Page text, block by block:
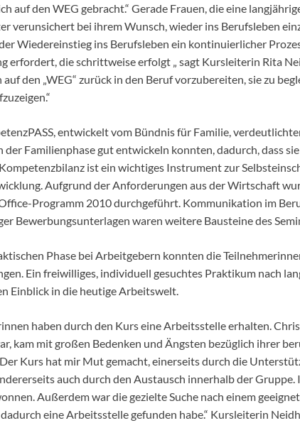
auf den WEG gebracht.“ Gerade Frauen, die eine
verunsichert bei ihrem Wunsch, wieder ins Berufsleben
Wiedereinstieg ins Berufsleben ein kontinuierlicher
erfordert, die schrittweise erfolgt „ sagt Kursleiterin Rita
auf den „WEG“ zurück in den Beruf vorzubereiten, sie zu
entwickelt vom Bündnis für Familie,
der Familienphase gut entwickeln konnten, dadurch, dass
ist ein wichtiges Instrument zur
Aufgrund der Anforderungen aus der Wirtschaft
Programm 2010 durchgeführt. Kommunikation im
Bewerbungsunterlagen waren weitere Bausteine des
Phase bei Arbeitgebern konnten die
Ein freiwilliges, individuell gesuchtes Praktikum nach
Einblick in die heutige Arbeitswelt.
haben durch den Kurs eine Arbeitsstelle erhalten.
kam mit großen Bedenken und Ängsten bezüglich ihrer
Kurs hat mir Mut gemacht, einerseits durch die
auch durch den Austausch innerhalb der Gruppe.
Außerdem war die gezielte Suche nach einem
eine Arbeitsstelle gefunden habe.“ Kursleiterin